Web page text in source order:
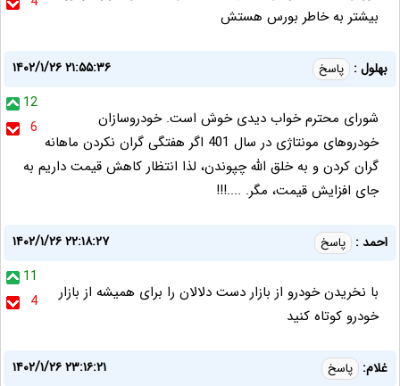
بیشتر به خاطر بورس هستش
بهلول : پاسخ
۱۴۰۲/۱/۲۶ ۲۱:۵۵:۳۶
12
6
شورای محترم خواب دیدی خوش است. خودروسازان
خودروهای مونتاژی در سال 401 اگر هفتگی گران نکردن ماهانه
گران کردن و به خلق الله چپوندن، لذا انتظار کاهش قیمت داریم به
جای افزایش قیمت، مگر. ....!!!
احمد : پاسخ
۱۴۰۲/۱/۲۶ ۲۲:۱۸:۲۷
11
4
با نخریدن خودرو از بازار دست دلالان را برای همیشه از بازار
خودرو کوتاه کنید
غلام: پاسخ
۱۴۰۲/۱/۲۶ ۲۳:۱۶:۲۱